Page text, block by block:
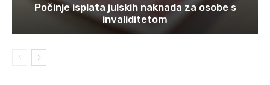
Počinje isplata julskih naknada za osobe s
invaliditetom